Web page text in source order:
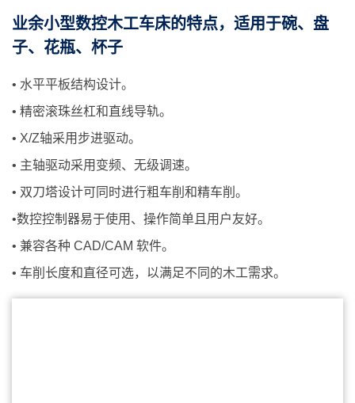
业余小型数控木工车床的特点，适用于碗、盘
子、花瓶、杯子
• 水平平板结构设计。
• 精密滚珠丝杠和直线导轨。
• X/Z轴采用步进驱动。
• 主轴驱动采用变频、无级调速。
• 双刀塔设计可同时进行粗车削和精车削。
•数控控制器易于使用、操作简单且用户友好。
• 兼容各种 CAD/CAM 软件。
• 车削长度和直径可选，以满足不同的木工需求。